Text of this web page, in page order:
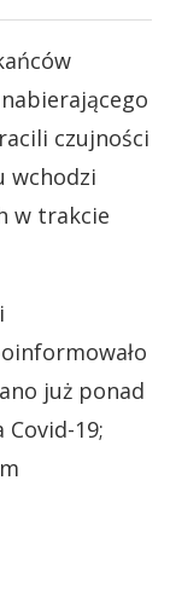
czujności
wchodzi
w trakcie
już ponad
Covid-19;